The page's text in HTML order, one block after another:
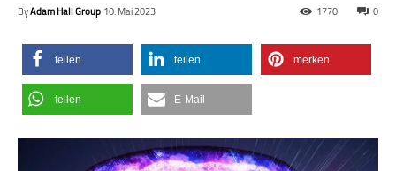
ByAdam Hall Group 10. Mai 2023 0
1770
teilen teilen merken
teilen E-Mail